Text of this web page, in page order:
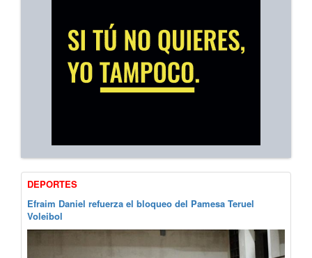
DEPORTES
Efraim Daniel refuerza el bloqueo del Pamesa Teruel
Voleibol